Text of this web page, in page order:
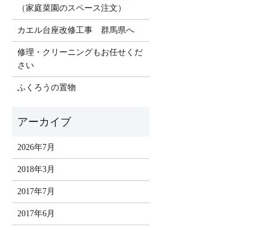
（家庭菜園のスペース注文）
カエル台座改修工事 群馬県へ
修理・クリーニングもお任せくだ
さい
ふくろうの置物
2026年7月
2018年3月
2017年7月
2017年6月